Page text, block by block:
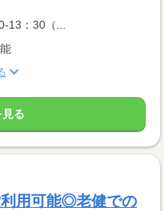
13：30（...
る
用可能◎老健での